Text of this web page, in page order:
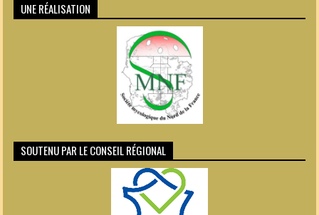
UNE RÉALISATION
SOUTENU PAR LE CONSEIL RÉGIONAL